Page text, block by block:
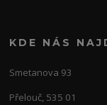
KDE NÁS
Smetanova 93
Přelouč, 535 01